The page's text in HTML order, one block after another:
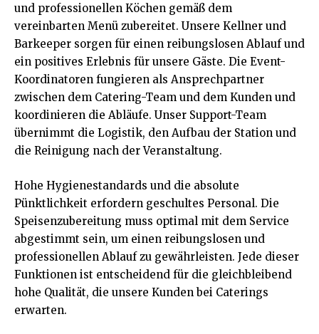
und professionellen Köchen gemäß dem
vereinbarten Menü zubereitet. Unsere Kellner und
Barkeeper sorgen für einen reibungslosen Ablauf und
ein positives Erlebnis für unsere Gäste. Die Event-
Koordinatoren fungieren als Ansprechpartner
zwischen dem Catering-Team und dem Kunden und
koordinieren die Abläufe. Unser Support-Team
übernimmt die Logistik, den Aufbau der Station und
die Reinigung nach der Veranstaltung.
Hohe Hygienestandards und die absolute
Pünktlichkeit erfordern geschultes Personal. Die
Speisenzubereitung muss optimal mit dem Service
abgestimmt sein, um einen reibungslosen und
professionellen Ablauf zu gewährleisten. Jede dieser
Funktionen ist entscheidend für die gleichbleibend
hohe Qualität, die unsere Kunden bei Caterings
erwarten.